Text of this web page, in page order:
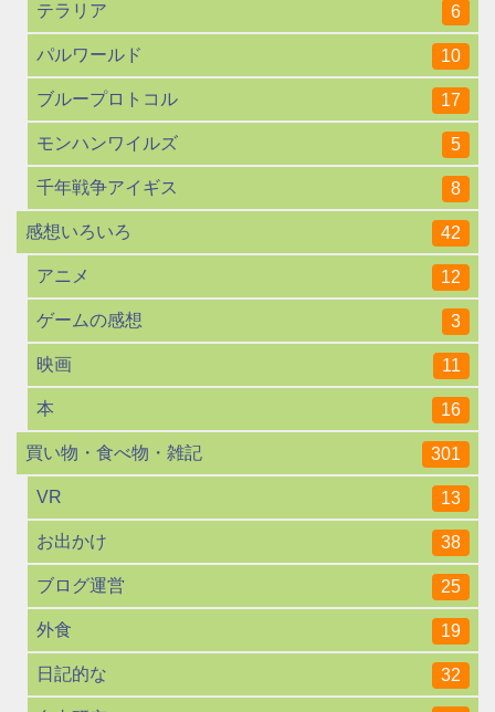
テラリア 6
パルワールド 10
ブループロトコル 17
モンハンワイルズ 5
千年戦争アイギス 8
感想いろいろ 42
アニメ 12
ゲームの感想 3
映画 11
本 16
買い物・食べ物・雑記 301
VR 13
お出かけ 38
ブログ運営 25
外食 19
日記的な 32